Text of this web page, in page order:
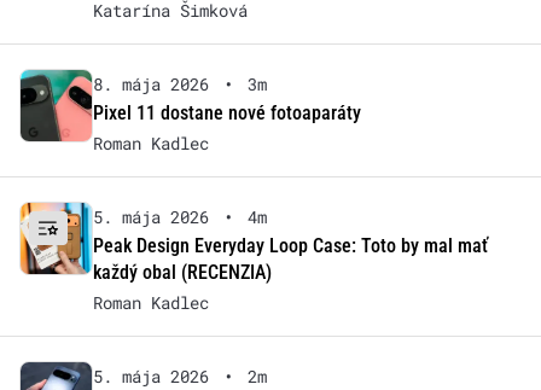
Katarína Šimková
8. mája 2026 •
3m
Pixel 11 dostane nové fotoaparáty
Roman Kadlec
5. mája 2026 •
4m
Peak Design Everyday Loop Case: Toto by mal mať
každý obal (RECENZIA)
Roman Kadlec
5. mája 2026 •
2m